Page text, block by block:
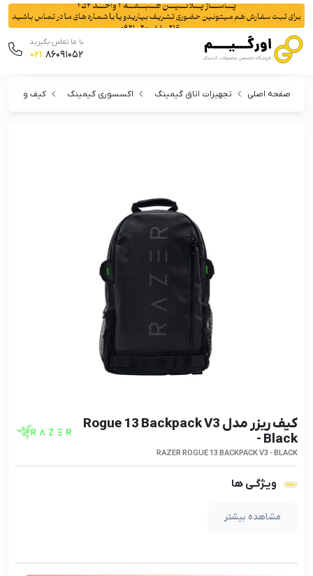
با ما تماس بگیرید
021 86091052
صفحه اصلی تجهیزات اتاق گیمینگ اکسسوری گیمینگ کیف و کوله
کیف ریزر مدل Rogue 13 Backpack V3
- Black
RAZER ROGUE 13 BACKPACK V3 - BLACK
ویـژگـی ها
مشاهده بیشتر